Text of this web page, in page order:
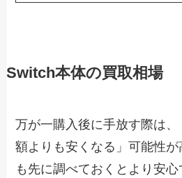
Switch本体の買取相場
万が一購入後に手放す際は
額よりも安くなる」可能性
も先に調べておくとより安心